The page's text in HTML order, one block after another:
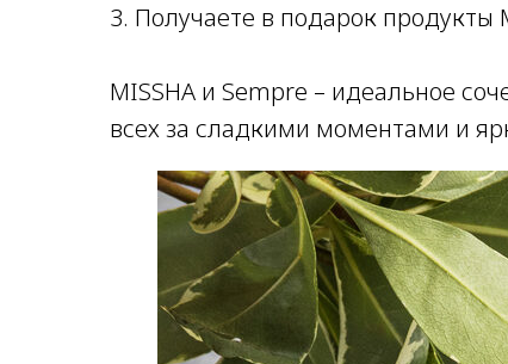
3. Получаете в подарок продукты
MISSHA и Sempre – идеальное
всех за сладкими моментами и